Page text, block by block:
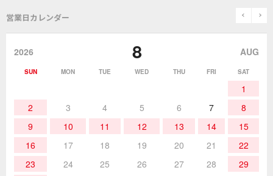
表面実装/SMT関連
作業環境／材料
取扱説明書
該非説明発行の申込み
グットのあゆみ
営業日カレンダー prev
2026 8 AUG
SUN MON TUE WED THU FRI SAT
1
2
3 4 5 6 7
8
9
10 11 12 13 14
15
16
17 18 19 20 21
22
23
24 25 26 27 28
29